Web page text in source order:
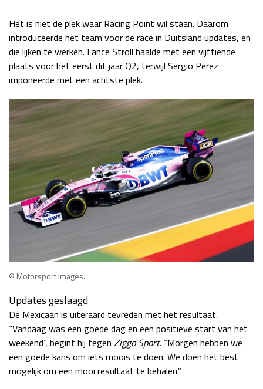
Kwalificatie
za 05:00 - 06:00
Race
zo 05:00 - 07:00
GP QATAR 2026 27 - 29 nov
Kwalificatie
za 19:00 - 20:00
Race
zo 17:00 - 19:00
Kwalificatie
za 15:00 - 16:00
Race
Het is niet de plek waar Racing Point wil staan. Daarom
introduceerde het team voor de race in Duitsland updates, en
die lijken te werken. Lance Stroll haalde met een vijftiende
plaats voor het eerst dit jaar Q2, terwijl Sergio Perez
imponeerde met een achtste plek.
© Motorsport Images.
Updates geslaagd
De Mexicaan is uiteraard tevreden met het resultaat.
“Vandaag was een goede dag en een positieve start van het
weekend”, begint hij tegen Ziggo Sport. “Morgen hebben we
een goede kans om iets moois te doen. We doen het best
mogelijk om een mooi resultaat te behalen.”